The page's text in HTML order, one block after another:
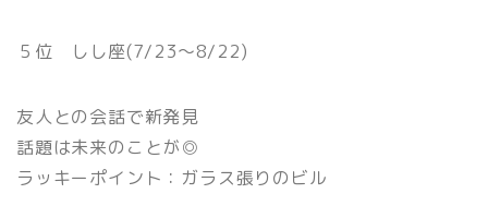
５位 しし座(7/23〜8/22)
友人との会話で新発見
話題は未来のことが◎
ラッキーポイント：ガラス張りのビル